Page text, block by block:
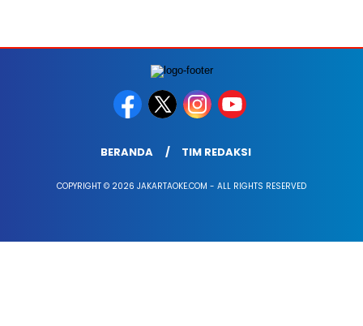
BERANDA TIM REDAKSI
COPYRIGHT © 2026 JAKARTAOKE.COM - ALL RIGHTS RESERVED